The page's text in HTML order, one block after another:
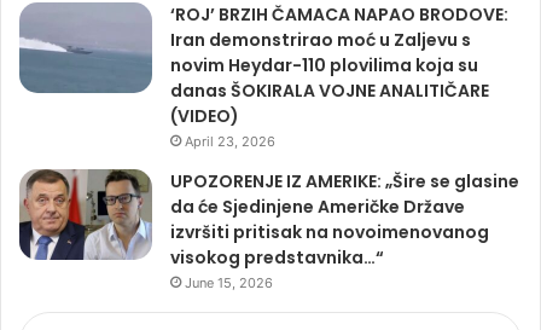
‘ROJ’ BRZIH ČAMACA NAPAO BRODOVE:
Iran demonstrirao moć u Zaljevu s
novim Heydar-110 plovilima koja su
danas ŠOKIRALA VOJNE ANALITIČARE
(VIDEO)
April 23, 2026
UPOZORENJE IZ AMERIKE: „Šire se glasine
da će Sjedinjene Američke Države
izvršiti pritisak na novoimenovanog
visokog predstavnika…“
June 15, 2026